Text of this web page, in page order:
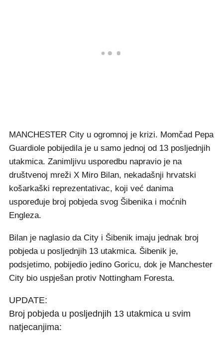
MANCHESTER City u ogromnoj je krizi. Momčad Pepa
Guardiole pobijedila je u samo jednoj od 13 posljednjih
utakmica. Zanimljivu usporedbu napravio je na
društvenoj mreži X Miro Bilan, nekadašnji hrvatski
košarkaški reprezentativac, koji već danima
uspoređuje broj pobjeda svog Šibenika i moćnih
Engleza.
Bilan je naglasio da City i Šibenik imaju jednak broj
pobjeda u posljednjih 13 utakmica. Šibenik je,
podsjetimo, pobijedio jedino Goricu, dok je Manchester
City bio uspješan protiv Nottingham Foresta.
UPDATE:
Broj pobjeda u posljednjih 13 utakmica u svim
natjecanjima: